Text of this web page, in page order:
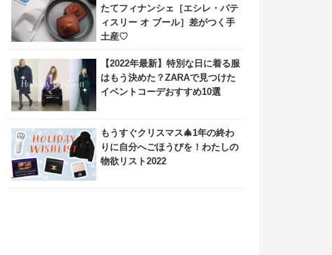
たてフィナンシェ［エシレ・パテ
ィスリー オ ブール］差がつく手
土産♡
【2022年最新】特別な日に着る服
はもう決めた？ZARAで見つけた
イベントコーデおすすめ10選
もうすぐクリスマス🎄1年の終わ
りに自分へごほうびを！わたしの
物欲リスト2022